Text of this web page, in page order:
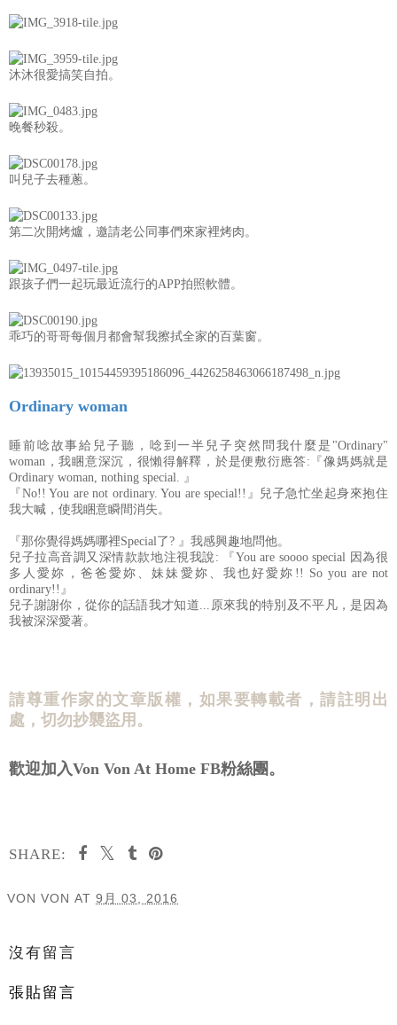
沐沐很愛搞笑自拍。
晚餐秒殺。
叫兒子去種蔥。
第二次開烤爐，邀請老公同事們來家裡烤肉。
跟孩子們一起玩最近流行的APP拍照軟體。
乖巧的哥哥每個月都會幫我擦拭全家的百葉窗。
Ordinary woman
睡前唸故事給兒子聽，唸到一半兒子突然問我什麼是"Ordinary"
woman，我睏意深沉，很懶得解釋，於是便敷衍應答:『像媽媽就是
Ordinary woman, nothing special. 』
『No!! You are not ordinary. You are special!!』兒子急忙坐起身來抱住
我大喊，使我睏意瞬間消失。
『那你覺得媽媽哪裡Special了? 』我感興趣地問他。
兒子拉高音調又深情款款地注視我說: 『You are soooo special 因為很
多人愛妳，爸爸愛妳、妹妹愛妳、我也好愛妳!! So you are not
ordinary!!』
兒子謝謝你，從你的話語我才知道...原來我的特別及不平凡，是因為
我被深深愛著。
請尊重作家的文章版權，如果要轉載者，請註明出
處，切勿抄襲盜用。
歡迎加入Von Von At Home FB粉絲團。
SHARE:
VON VON AT 9月 03, 2016
沒有留言
張貼留言